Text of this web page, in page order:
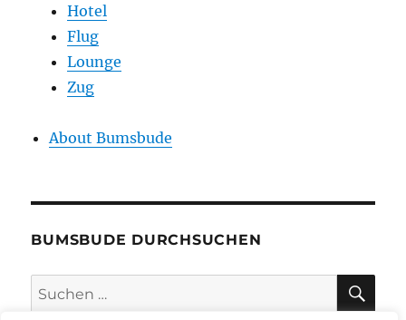
Hotel
Flug
Lounge
Zug
About Bumsbude
BUMSBUDE DURCHSUCHEN
Suche
nach: